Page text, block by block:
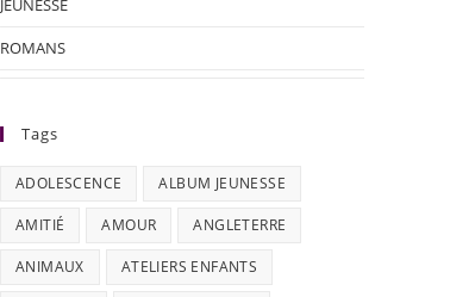
JEUNESSE
ROMANS
Tags
ADOLESCENCE ALBUM JEUNESSE
AMITIÉ AMOUR ANGLETERRE
ANIMAUX ATELIERS ENFANTS